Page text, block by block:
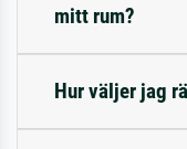
mitt rum?
Hur väljer jag